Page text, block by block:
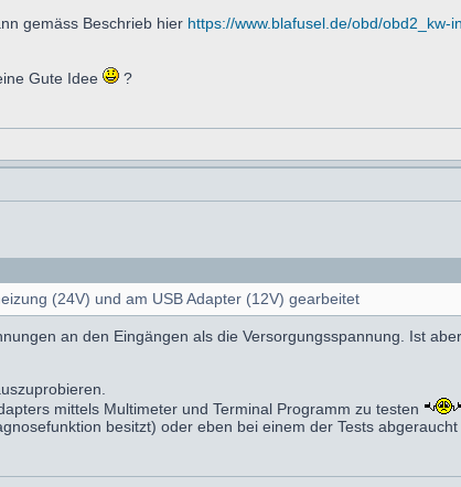
gemäss Beschrieb hier https://www.blafusel.de/obd/obd2_kw-
Gute Idee ?
(24V) und am USB Adapter (12V) gearbeitet
an den Eingängen als die Versorgungsspannung. Ist
mittels Multimeter und Terminal Programm zu testen
besitzt) oder eben bei einem der Tests abgeraucht